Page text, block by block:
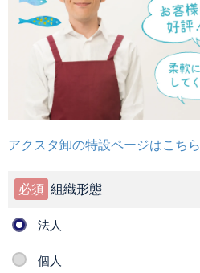
アクスタ卸の特設ページはこちら
必須 組織形態
法人
個人